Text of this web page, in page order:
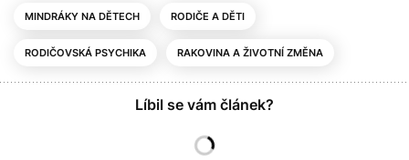
MINDRÁKY NA DĚTECH RODIČE A DĚTI
RODIČOVSKÁ PSYCHIKA RAKOVINA A ŽIVOTNÍ ZMĚNA
Líbil se vám článek?